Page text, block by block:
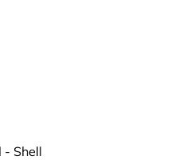
- Shell